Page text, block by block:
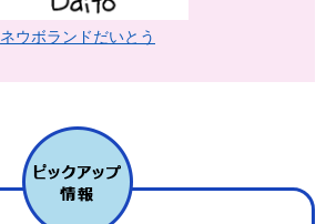
ネウボランドだいとう